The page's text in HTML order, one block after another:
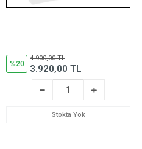
%20
4.900,00 TL
3.920,00 TL
Stokta Yok